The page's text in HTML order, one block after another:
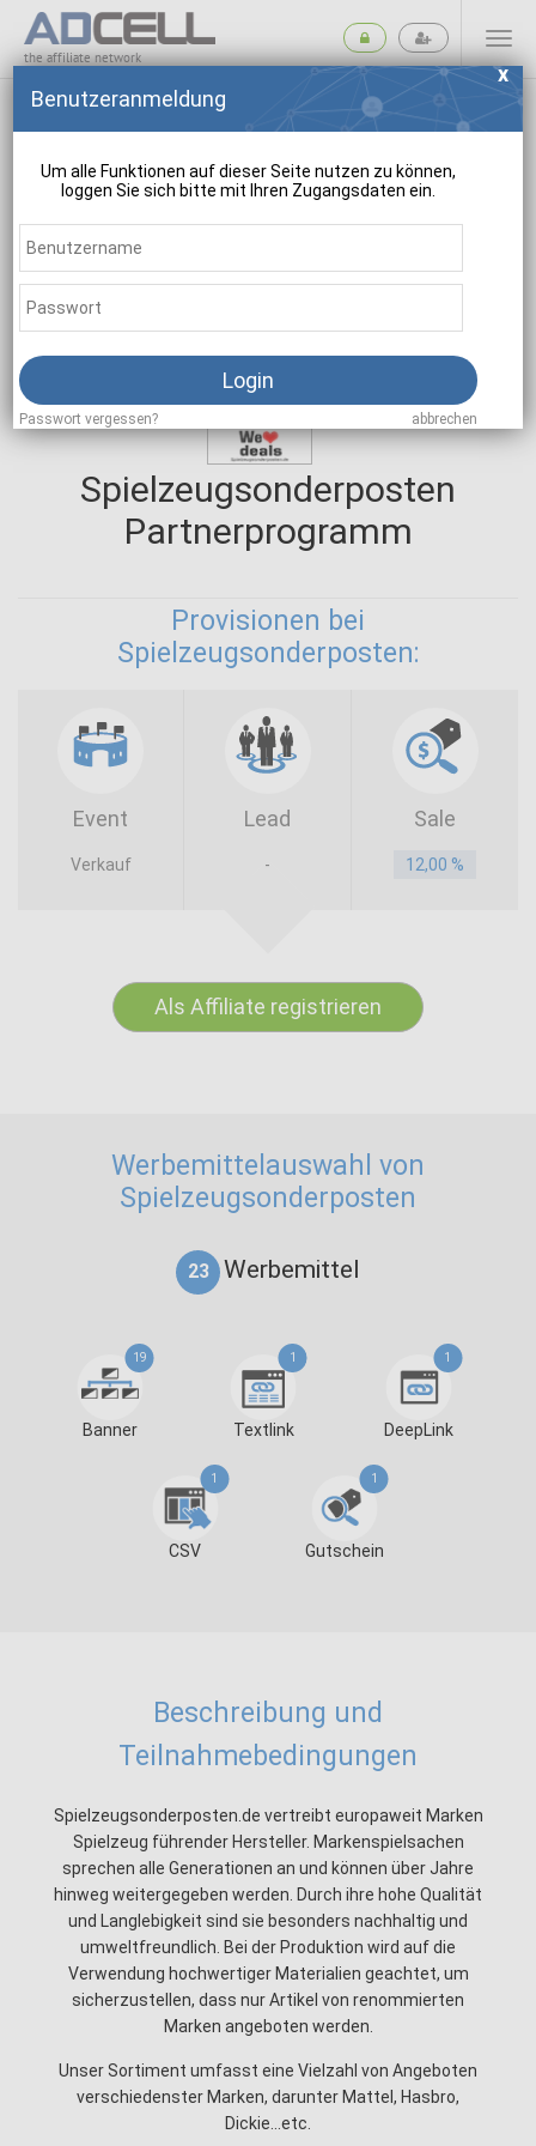
the affiliate network
Spielzeugsonderposten
Partnerprogramm
Provisionen bei
Spielzeugsonderposten:
Event Lead Sale
Verkauf - 12,00 %
Als Affiliate registrieren
Werbemittelauswahl von
Spielzeugsonderposten
23 Werbemittel
19
Banner
1
Textlink
1
DeepLink
1
CSV
1
Gutschein
Beschreibung und
Teilnahmebedingungen
Spielzeugsonderposten.de vertreibt europaweit Marken
Spielzeug führender Hersteller. Markenspielsachen
sprechen alle Generationen an und können über Jahre
hinweg weitergegeben werden. Durch ihre hohe Qualität
und Langlebigkeit sind sie besonders nachhaltig und
umweltfreundlich. Bei der Produktion wird auf die
Verwendung hochwertiger Materialien geachtet, um
sicherzustellen, dass nur Artikel von renommierten
Marken angeboten werden.
Unser Sortiment umfasst eine Vielzahl von Angeboten
verschiedenster Marken, darunter Mattel, Hasbro,
Dickie...etc.
Benutzeranmeldung
Um alle Funktionen auf dieser Seite nutzen zu können,
loggen Sie sich bitte mit Ihren Zugangsdaten ein.
Login
Passwort vergessen? abbrechen